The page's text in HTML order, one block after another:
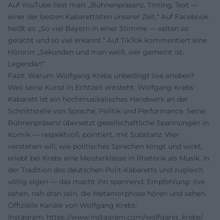
Auf YouTube liest man: „Bühnenpräsenz, Timing, Text —
einer der besten Kabarettisten unserer Zeit.“ Auf Facebook
heißt es: „So viel Bayern in einer Stimme — selten so
gelacht und so viel erkannt.“ Auf TikTok kommentiert eine
Hörerin: „Sekunden und man weiß, wer gemeint ist.
Legendär!“
Fazit: Warum Wolfgang Krebs unbedingt live erleben?
Weil seine Kunst in Echtzeit entsteht. Wolfgang Krebs’
Kabarett ist ein hochmusikalisches Handwerk an der
Schnittstelle von Sprache, Politik und Performance. Seine
Bühnenpräsenz übersetzt gesellschaftliche Spannungen in
Komik — respektvoll, pointiert, mit Substanz. Wer
verstehen will, wie politisches Sprechen klingt und wirkt,
erlebt bei Krebs eine Meisterklasse in Rhetorik als Musik. In
der Tradition des deutschen Polit-Kabaretts und zugleich
völlig eigen — das macht ihn spannend. Empfehlung: live
sehen, nah dran sein, die Metamorphose hören und sehen.
Offizielle Kanäle von Wolfgang Krebs:
Instagram: https://www.instagram.com/wolfgang_krebs/